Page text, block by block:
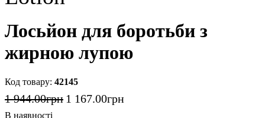
Лосьйон для боротьби з
жирною лупою
42145
1 944.00грн 1 167.00грн